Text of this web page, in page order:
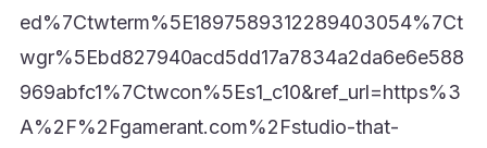
ed%7Ctwterm%5E1897589312289403054%7Ct
wgr%5Ebd827940acd5dd17a7834a2da6e6e588
969abfc1%7Ctwcon%5Es1_c10&ref_url=https%3
A%2F%2Fgamerant.com%2Fstudio-that-